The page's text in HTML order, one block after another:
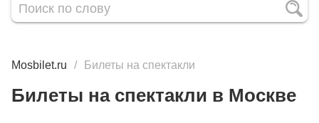
Mosbilet.ru Билеты на спектакли
Билеты на спектакли в Москве